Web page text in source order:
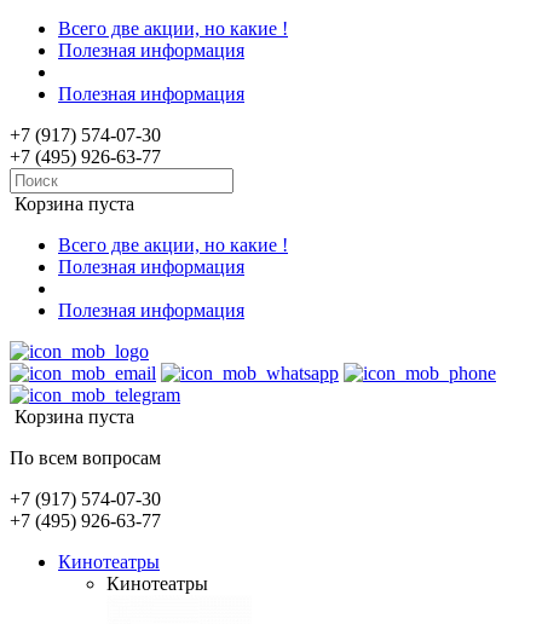
Всего две акции, но какие !
Полезная информация
Полезная информация
+7 (917) 574-07-30
+7 (495) 926-63-77
Корзина пуста
Всего две акции, но какие !
Полезная информация
Полезная информация
Корзина пуста
По всем вопросам
+7 (917) 574-07-30
+7 (495) 926-63-77
Кинотеатры
Кинотеатры